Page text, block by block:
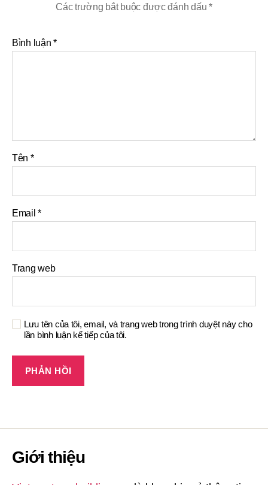
Các trường bắt buộc được đánh dấu*
Bình luận*
Tên *
Email*
Trang web
Lưu tên của tôi, email, và trang web trong trình duyệt này cho
lần bình luận kế tiếp của tôi.
Giới thiệu